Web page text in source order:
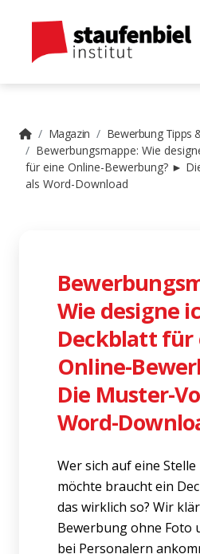
Magazin
Bewerbung Tipps
Bewerbungsmappe: Wie
für eine Online-Bewerbung? ►
als Word-Download
Wie designe
Deckblatt für
Online-
Die Muster-
Word-
Wer sich auf eine
möchte braucht ein
das wirklich so? Wir
Bewerbung ohne Foto
bei Personalern